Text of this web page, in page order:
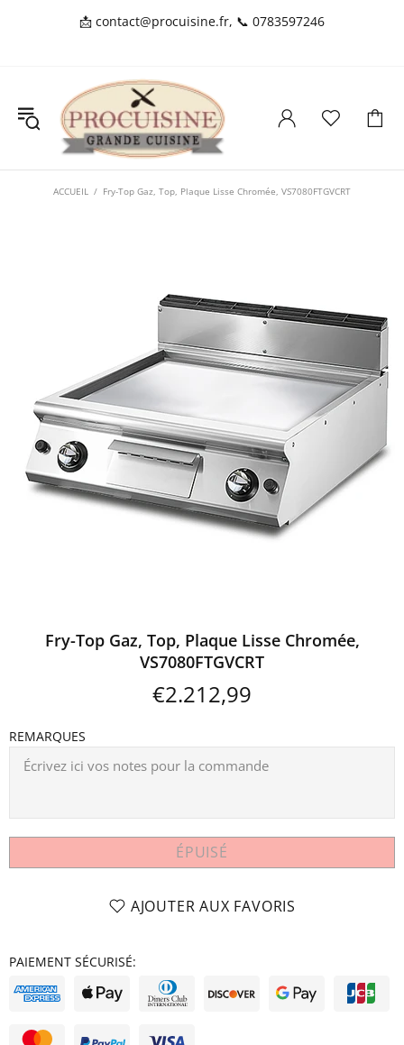
📩 contact@procuisine.fr, 📞 0783597246
ACCUEIL Fry-Top Gaz, Top, Plaque Lisse Chromée, VS7080FTGVCRT
Fry-Top Gaz, Top, Plaque Lisse Chromée,
VS7080FTGVCRT
€2.212,99
REMARQUES
ÉPUISÉ
AJOUTER AUX FAVORIS
PAIEMENT SÉCURISÉ: